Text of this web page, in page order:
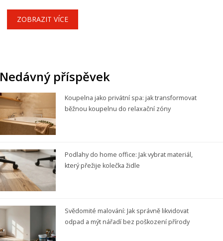
ZOBRAZIT VÍCE
Nedávný příspěvek
Koupelna jako privátní spa: jak transformovat
běžnou koupelnu do relaxační zóny
Podlahy do home office: Jak vybrat materiál,
který přežije kolečka židle
Svědomité malování: Jak správně likvidovat
odpad a mýt nářadí bez poškození přírody